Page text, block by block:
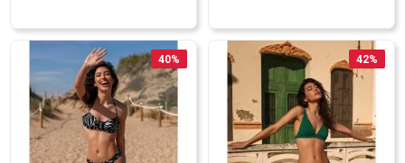
40% 42%